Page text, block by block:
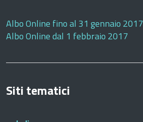
Albo Online fino al 31 gennaio 2017
Albo Online dal 1 febbraio 2017
Siti tematici